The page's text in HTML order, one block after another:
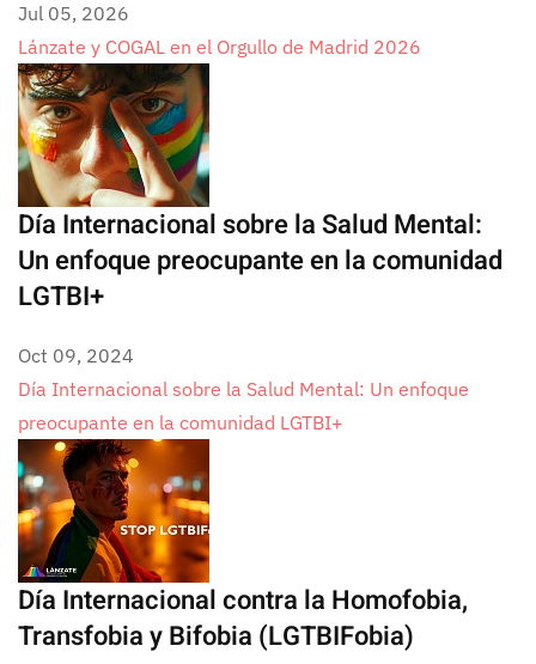
Jul 05, 2026
Lánzate y COGAL en el Orgullo de Madrid 2026
Día Internacional sobre la Salud Mental:
Un enfoque preocupante en la comunidad
LGTBI+
Oct 09, 2024
Día Internacional sobre la Salud Mental: Un enfoque
preocupante en la comunidad LGTBI+
Día Internacional contra la Homofobia,
Transfobia y Bifobia (LGTBIFobia)